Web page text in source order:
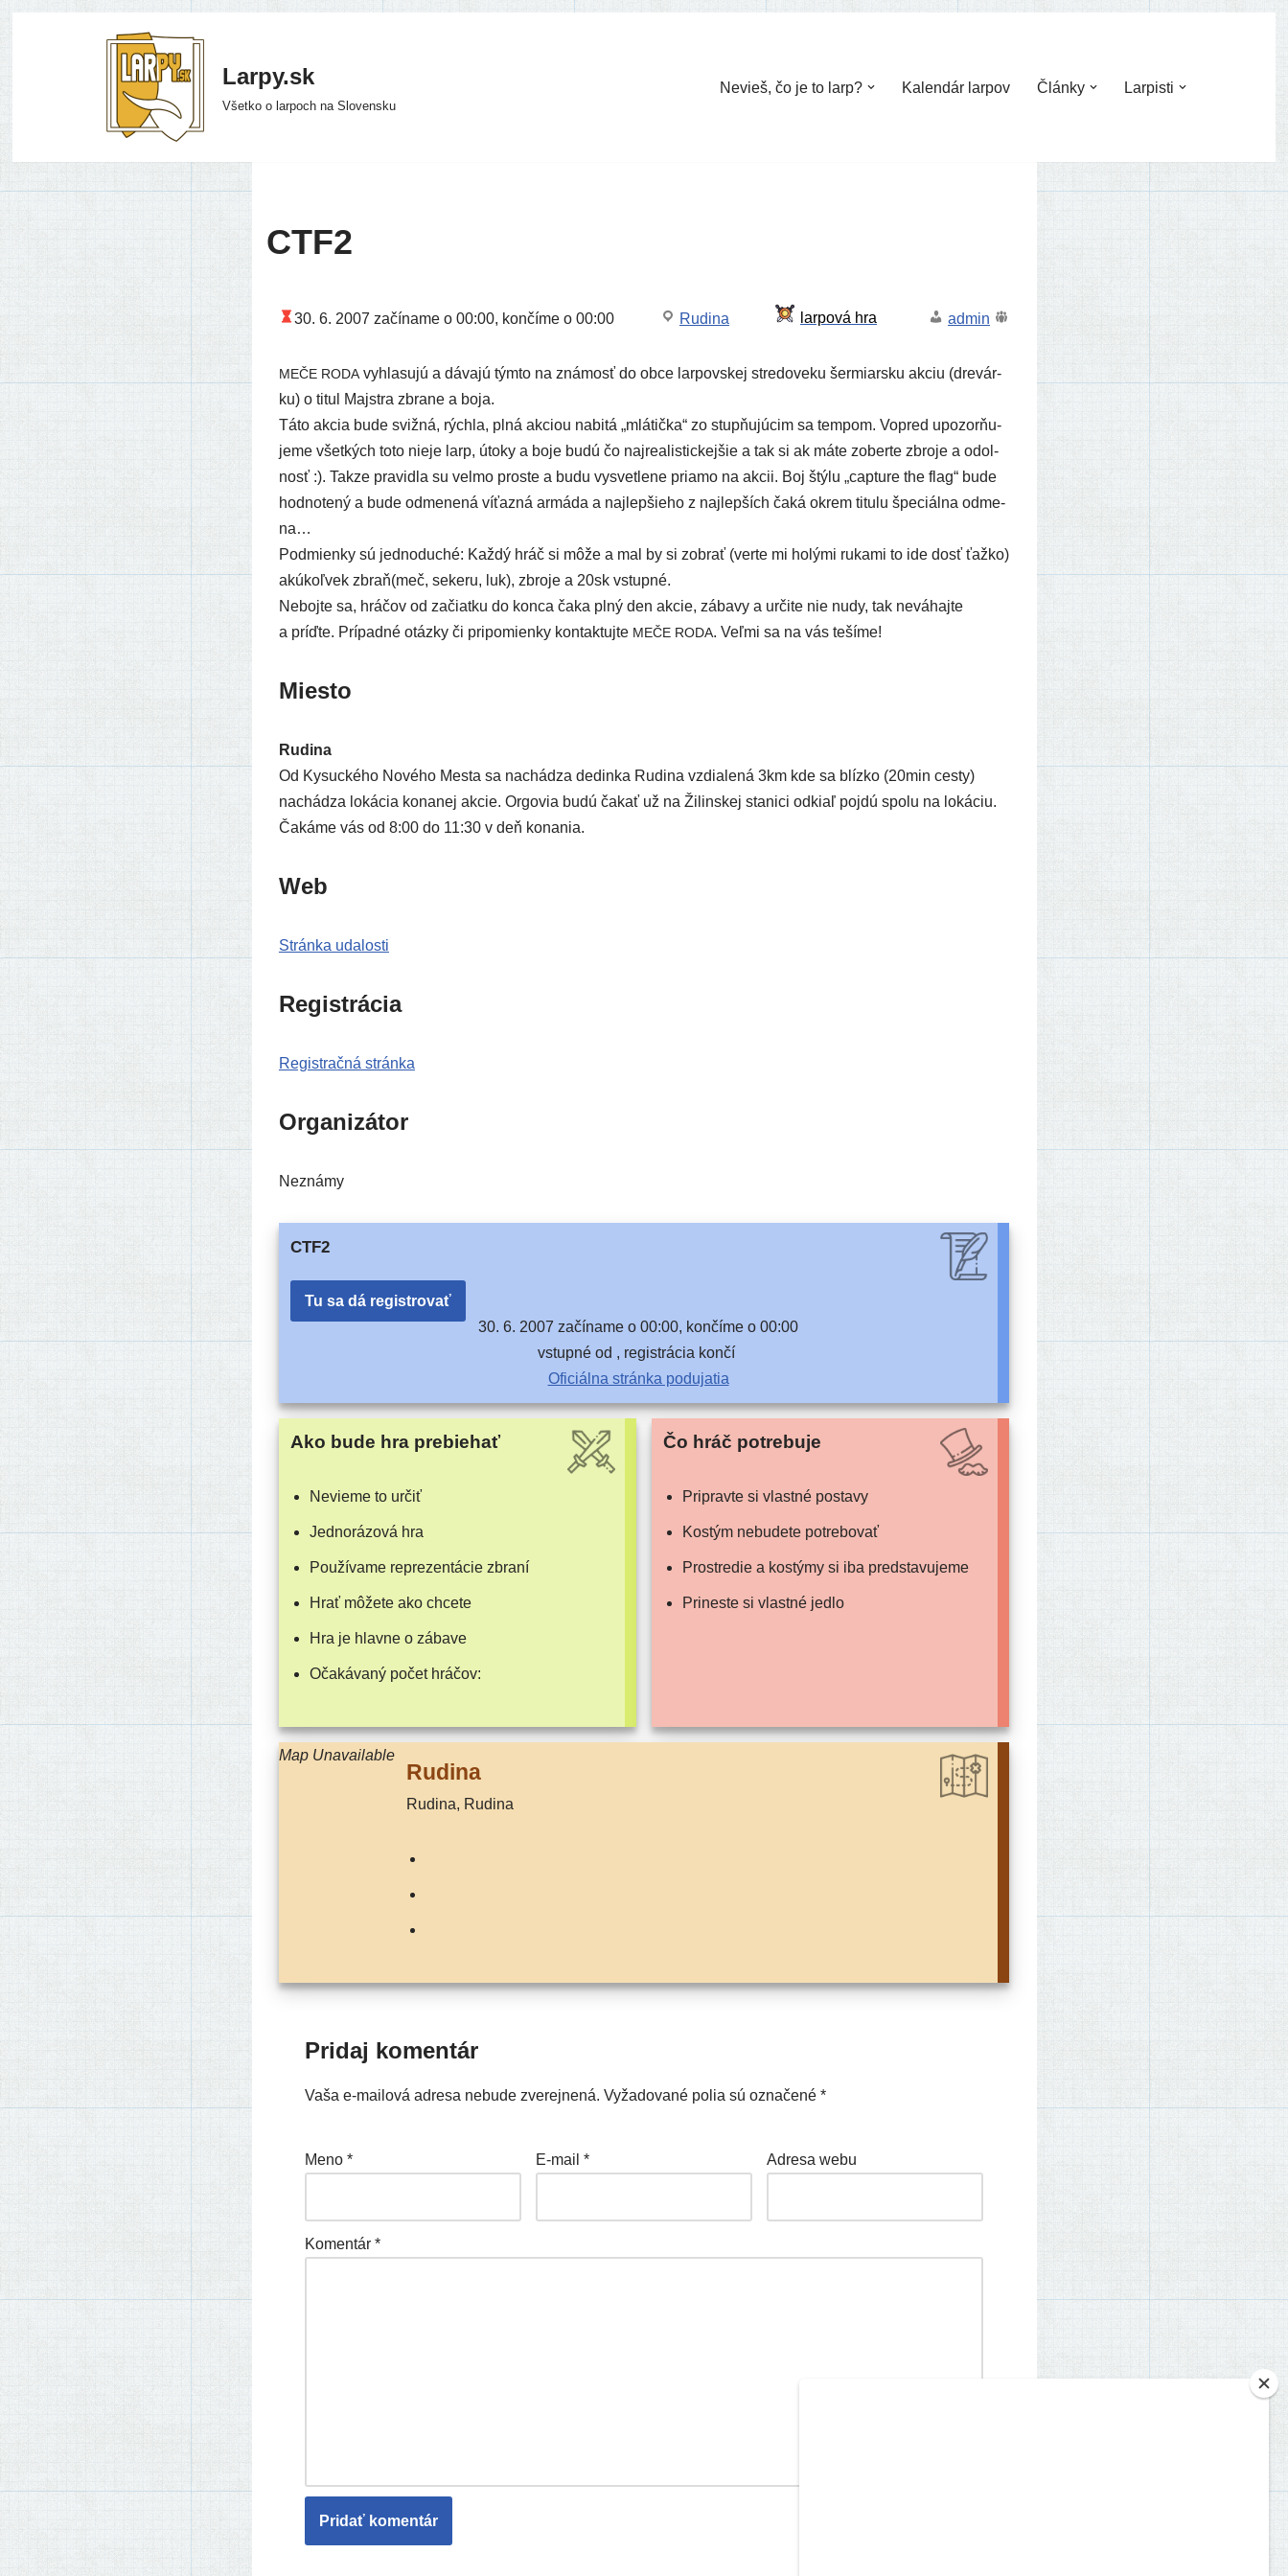
Larpy.sk
Všetko o larpoch na Slovensku
Nevieš, čo je to larp? Kalendár larpov Články Larpisti
CTF2
30. 6. 2007 začí­na­me o 00:00, kon­čí­me o 00:00 Rudina admin
MEČE RODAvyhla­su­jú a dáva­jú tým­to na zná­mosť do obce lar­pov­skej stre­do­ve­ku šer­miar­sku akciu (dre­vár­
ku) o titul Majstra zbra­ne a boja.
Táto akcia bude sviž­ná, rých­la, plná akci­ou nabi­tá „mlá­tič­ka“ zo stup­ňu­jú­cim sa tem­pom. Vopred upo­zor­ňu­
je­me všet­kých toto nie­je larp, úto­ky a boje budú čo naj­re­a­lis­tic­kej­šie a tak si ak máte zober­te zbro­je a odol­
nosť :). Takze pra­vid­la su vel­mo pros­te a budu vysvet­le­ne pria­mo na akcii. Boj štý­lu „cap­tu­re the flag“ bude
hod­no­te­ný a bude odme­ne­ná víťaz­ná armá­da a naj­lep­šie­ho z naj­lep­ších čaká okrem titu­lu špe­ciál­na odme­
na…
Podmienky sú jed­no­du­ché: Každý hráč si môže a mal by si zobrať (ver­te mi holý­mi ruka­mi to ide dosť ťaž­ko)
akú­koľ­vek zbraň(meč, seke­ru, luk), zbro­je a 20sk vstup­né.
Nebojte sa, hrá­čov od začiat­ku do kon­ca čaka plný den akcie, zába­vy a urči­te nie nudy, tak nevá­haj­te
a príď­te. Prípadné otáz­ky či pri­po­mien­ky kon­tak­tuj­te MEČE RODA. Veľmi sa na vás tešíme!
Miesto
Rudina
Od Kysuckého Nového Mesta sa nachá­dza dedin­ka Rudina vzdia­le­ná 3km kde sa blíz­ko (20min ces­ty)
nachá­dza loká­cia kona­nej akcie. Orgovia budú čakať už na Žilinskej sta­ni­ci odkiaľ poj­dú spo­lu na loká­ciu.
Čakáme vás od 8:00 do 11:30 v deň konania.
Web
Stránka uda­los­ti
Registrácia
Registračná strán­ka
Organizátor
Neznámy
CTF2
Tu sa dá registrovať
30. 6. 2007 začí­na­me o 00:00, kon­čí­me o 00:00
vstup­né od , regis­trá­cia končí
Oficiálna strán­ka podujatia
Ako bude hra prebiehať
Nevieme to určiť
Jednorázová hra
Používame repre­zen­tá­cie zbraní
Hrať môže­te ako chcete
Hra je hlav­ne o zábave
Očakávaný počet hráčov:
Čo hráč potrebuje
Pripravte si vlast­né postavy
Kostým nebu­de­te potrebovať
Prostredie a kos­tý­my si iba predstavujeme
Prineste si vlast­né jedlo
Map Unavailable
Rudina
Rudina, Rudina
Pridaj komentár
Vaša e-mailová adresa nebude zverejnená. Vyžadované polia sú označené *
Meno * E-mail * Adresa webu
Komentár *